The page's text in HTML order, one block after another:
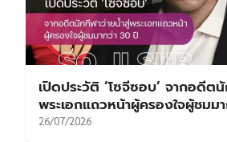
เปิดประวัติ ‘โซจีซอบ’ จากอดีต
พระเอกแถวหน้าผู้ครองใจผู้ชมม
26/07/2026